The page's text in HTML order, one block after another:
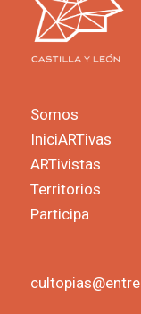
Somos
IniciARTivas
ARTivistas
Territorios
Participa